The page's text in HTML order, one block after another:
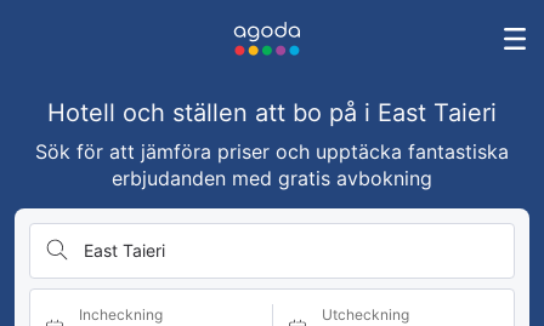
Hotell och ställen att bo på i East Taieri
Sök för att jämföra priser och upptäcka fantastiska
erbjudanden med gratis avbokning
East Taieri
Incheckning Utcheckning